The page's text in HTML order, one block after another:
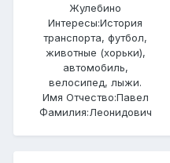
Жулебино
Интересы:История
транспорта, футбол,
животные (хорьки),
автомобиль,
велосипед, лыжи.
Имя Отчество:Павел
Фамилия:Леонидович